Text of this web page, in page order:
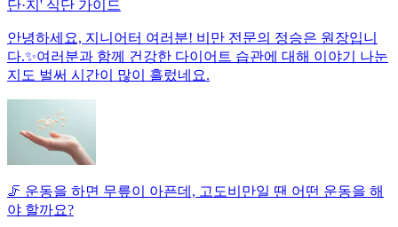
단·지' 식단 가이드
안녕하세요, 지니어터 여러분! 비만 전문의 정승은 원장입니
다.✨여러분과 함께 건강한 다이어트 습관에 대해 이야기 나눈
지도 벌써 시간이 많이 흘렀네요.
🦵 운동을 하면 무릎이 아픈데, 고도비만일 땐 어떤 운동을 해
야 할까요?